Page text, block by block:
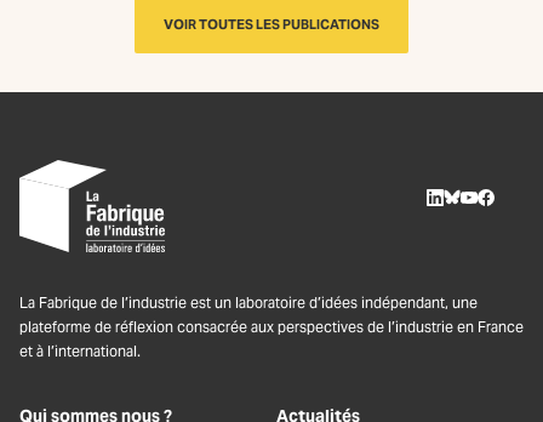
VOIR TOUTES LES PUBLICATIONS
La Fabrique de l’industrie est un laboratoire d’idées indépendant, une
plateforme de réflexion consacrée aux perspectives de l’industrie en France
et à l’international.
Qui sommes nous ? Actualités